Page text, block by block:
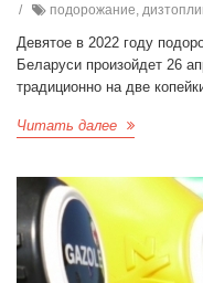
подорожание,
Девятое в 2022 году
Беларуси произойдет 26
традиционно на две
Читать далее